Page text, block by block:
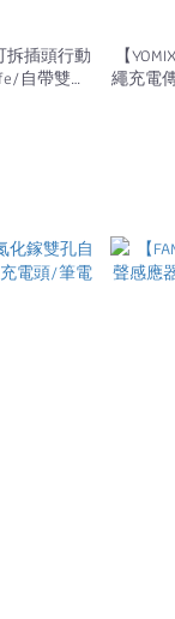
拆插頭行動
自帶雙
【
繩充電